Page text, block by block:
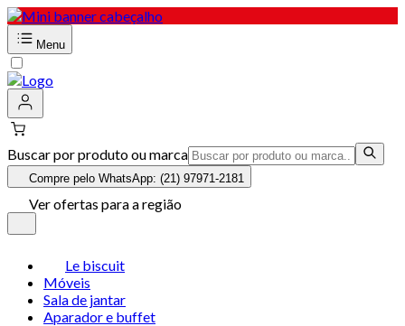
Menu
Buscar por produto ou marca
Compre pelo WhatsApp: (21) 97971-2181
Ver ofertas para a região
Le biscuit
Móveis
Sala de jantar
Aparador e buffet